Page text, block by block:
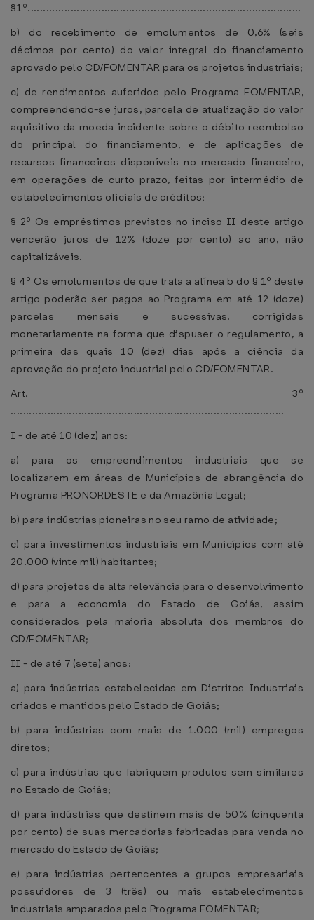
§1º.........................................................................................
b) do recebimento de emolumentos de 0,6% (seis
décimos por cento) do valor integral do financiamento
aprovado pelo CD/FOMENTAR para os projetos industriais;
c) de rendimentos auferidos pelo Programa FOMENTAR,
compreendendo-se juros, parcela de atualização do valor
aquisitivo da moeda incidente sobre o débito reembolso
do principal do financiamento, e de aplicações de
recursos financeiros disponíveis no mercado financeiro,
em operações de curto prazo, feitas por intermédio de
estabelecimentos oficiais de créditos;
§ 2º Os empréstimos previstos no inciso II deste artigo
vencerão juros de 12% (doze por cento) ao ano, não
capitalizáveis.
§ 4º Os emolumentos de que trata a alínea b do § 1º deste
artigo poderão ser pagos ao Programa em até 12 (doze)
parcelas mensais e sucessivas, corrigidas
monetariamente na forma que dispuser o regulamento, a
primeira das quais 10 (dez) dias após a ciência da
aprovação do projeto industrial pelo CD/FOMENTAR.
Art. 3º
.........................................................................................
I - de até 10 (dez) anos:
a) para os empreendimentos industriais que se
localizarem em áreas de Municípios de abrangência do
Programa PRONORDESTE e da Amazônia Legal;
b) para indústrias pioneiras no seu ramo de atividade;
c) para investimentos industriais em Municípios com até
20.000 (vinte mil) habitantes;
d) para projetos de alta relevância para o desenvolvimento
e para a economia do Estado de Goiás, assim
considerados pela maioria absoluta dos membros do
CD/FOMENTAR;
II - de até 7 (sete) anos:
a) para indústrias estabelecidas em Distritos Industriais
criados e mantidos pelo Estado de Goiás;
b) para indústrias com mais de 1.000 (mil) empregos
diretos;
c) para indústrias que fabriquem produtos sem similares
no Estado de Goiás;
d) para indústrias que destinem mais de 50% (cinquenta
por cento) de suas mercadorias fabricadas para venda no
mercado do Estado de Goiás;
e) para indústrias pertencentes a grupos empresariais
possuidores de 3 (três) ou mais estabelecimentos
industriais amparados pelo Programa FOMENTAR;